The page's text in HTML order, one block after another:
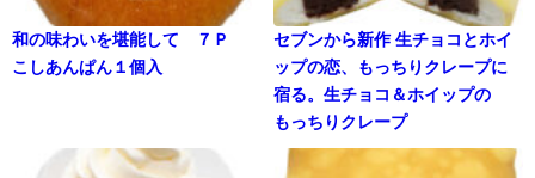
和の味わいを堪能して ７Ｐ
こしあんぱん１個入
セブンから新作 生チョコとホイ
ップの恋、もっちりクレープに
宿る。生チョコ＆ホイップの
もっちりクレープ